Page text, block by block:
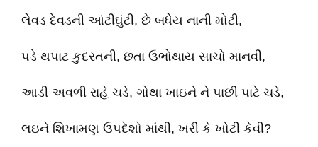
લેવડ દેવડની આંટીઘુંટી, છે બધેય નાની મોટી,
પડે થપાટ કુદરતની, છતા ઉભોથાય સાચો માનવી,
આડી અવળી રાહે ચડે, ગોથા ખાઇને ને પાછી પાટે ચડે,
લઇને શિખામણ ઉપદેશો માંથી, ખરી કે ખોટી કેવી?